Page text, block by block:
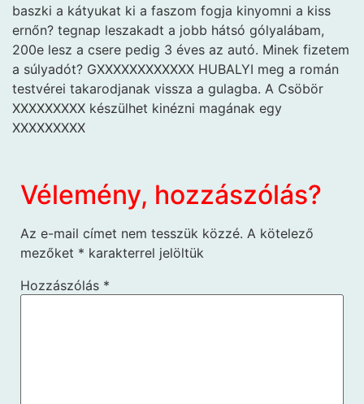
baszki a kátyukat ki a faszom fogja kinyomni a kiss
ernőn? tegnap leszakadt a jobb hátsó gólyalábam,
200e lesz a csere pedig 3 éves az autó. Minek fizetem
a súlyadót? GXXXXXXXXXXXX HUBALYI meg a román
testvérei takarodjanak vissza a gulagba. A Csöbör
XXXXXXXXX készülhet kinézni magának egy
XXXXXXXXX
Vélemény, hozzászólás?
Az e-mail címet nem tesszük közzé. A kötelező
mezőket * karakterrel jelöltük
Hozzászólás *